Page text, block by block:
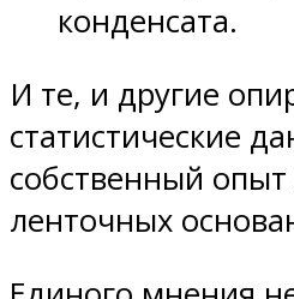
конденсата.
И те, и другие
статистические
собственный опыт
ленточных